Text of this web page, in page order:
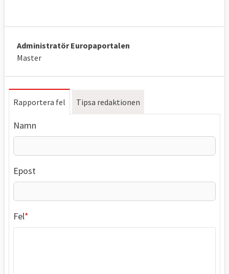
Administratör Europaportalen
Master
Rapportera fel Tipsa redaktionen
Namn
Epost
Fel